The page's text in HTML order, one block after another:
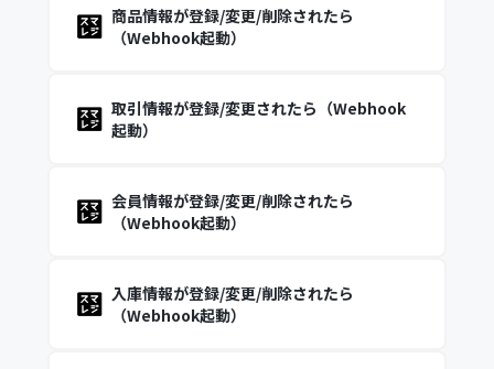
商品情報が登録/変更/削除されたら
（Webhook起動）
取引情報が登録/変更されたら（Webhook
起動）
会員情報が登録/変更/削除されたら
（Webhook起動）
入庫情報が登録/変更/削除されたら
（Webhook起動）